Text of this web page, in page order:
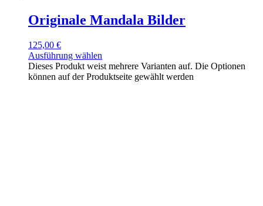
Originale Mandala Bilder
125,00 €
Ausführung wählen
Dieses Produkt weist mehrere Varianten auf. Die Optionen
können auf der Produktseite gewählt werden